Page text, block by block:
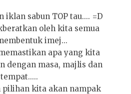
iklan sabun TOP tau.... =D
oleh kita semua
uk imej...
apa yang kita
dengan masa, majlis dan
tempat.....
pilihan kita akan nampak